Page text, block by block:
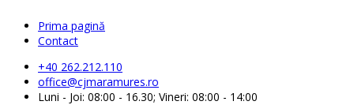
Prima pagină
Contact
+40 262.212.110
office@cjmaramures.ro
Luni - Joi: 08:00 - 16.30; Vineri: 08:00 - 14:00